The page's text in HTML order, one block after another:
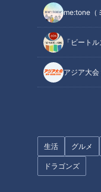
me:tone（
「ビート
アジア大会
生活 グルメ
ドラゴンズ
ーバー！地元出身キ
ー。が徹底リポート！
花咲かタイムズ
うなずキング